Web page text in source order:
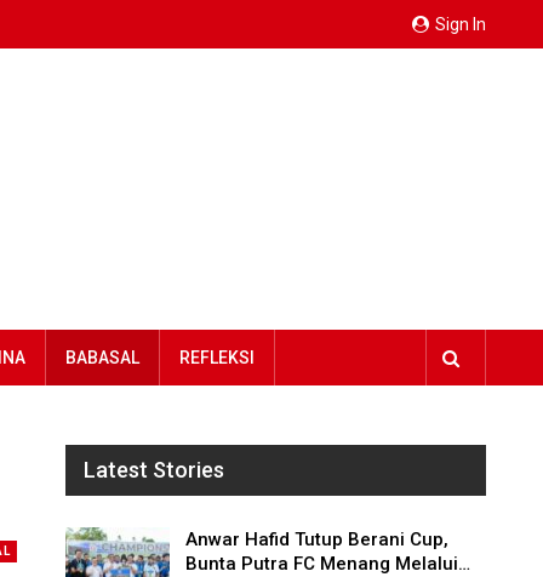
Sign In
BABASAL REFLEKSI
Latest Stories
Anwar Hafid Tutup Berani Cup,
Bunta Putra FC Menang Melalui…